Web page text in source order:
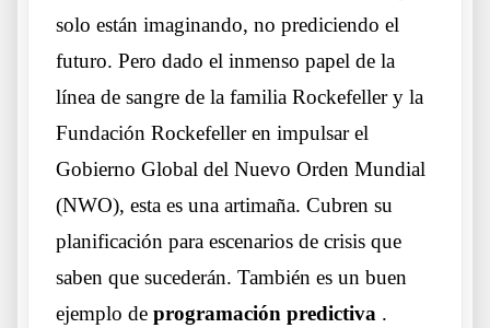
solo están imaginando, no prediciendo el
futuro. Pero dado el inmenso papel de la
línea de sangre de la familia Rockefeller y la
Fundación Rockefeller en impulsar el
Gobierno Global del Nuevo Orden Mundial
(NWO), esta es una artimaña. Cubren su
planificación para escenarios de crisis que
saben que sucederán. También es un buen
ejemplo de programación predictiva .